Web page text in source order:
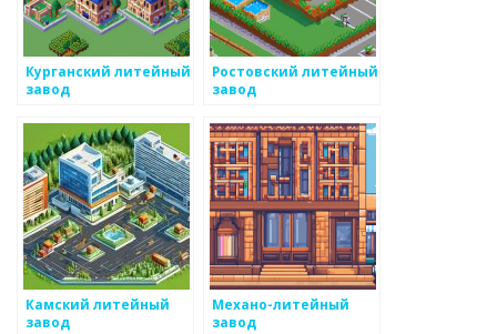
Курганский литейный
завод
Ростовский литейный
завод
Камский литейный
завод
Механо-литейный
завод